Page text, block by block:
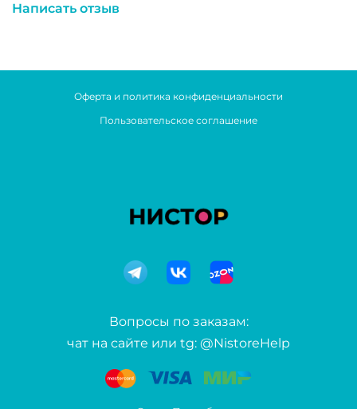
Написать отзыв
Оферта и политика конфиденциальности
Пользовательское соглашение
Вопросы по заказам:
чат на сайте или tg: @NistoreHelp